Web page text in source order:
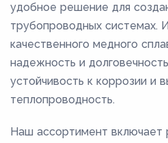
удобное решение для
трубопроводных системах.
качественного медного
надежность и
устойчивость к коррозии и
теплопроводность.
Наш ассортимент включает